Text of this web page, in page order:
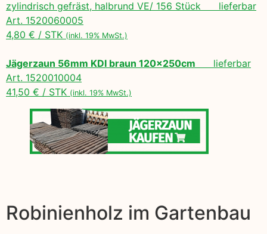
zylindrisch gefräst, halbrund VE/ 156 Stück lieferbar
Art. 1520060005
4,80 € / STK (inkl. 19% MwSt.)
Jägerzaun 56mm KDI braun 120x250cm lieferbar
Art. 1520010004
41,50 € / STK (inkl. 19% MwSt.)
Robinienholz im Gartenbau